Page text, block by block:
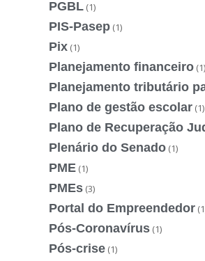
PGBL (1)
PIS-Pasep (1)
Pix (1)
Planejamento financeiro (1)
Planejamento tributário
Plano de gestão escolar (1)
Plano de Recuperação
Plenário do Senado (1)
PME (1)
PMEs (3)
Portal do Empreendedor
Pós-Coronavírus (1)
Pós-crise (1)